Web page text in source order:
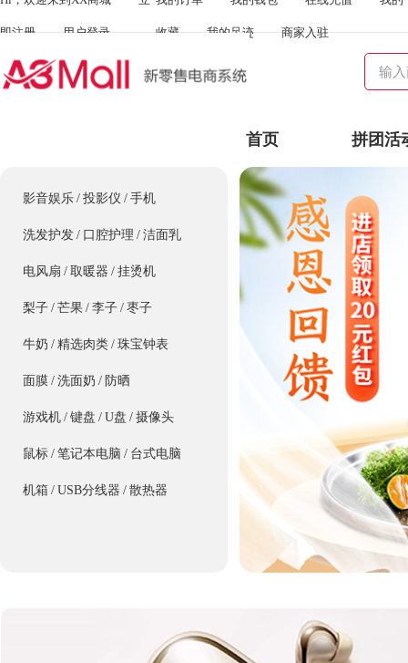
即注册 用户登录 收藏 我的足迹 商家入驻
首页 拼团活
影音娱乐 / 投影仪 / 手机
洗发护发 / 口腔护理 / 洁面乳
电风扇 / 取暖器 / 挂烫机
梨子 / 芒果 / 李子 / 枣子
牛奶 / 精选肉类 / 珠宝钟表
面膜 / 洗面奶 / 防晒
游戏机 / 键盘 / U盘 / 摄像头
鼠标 / 笔记本电脑 / 台式电脑
机箱 / USB分线器 / 散热器